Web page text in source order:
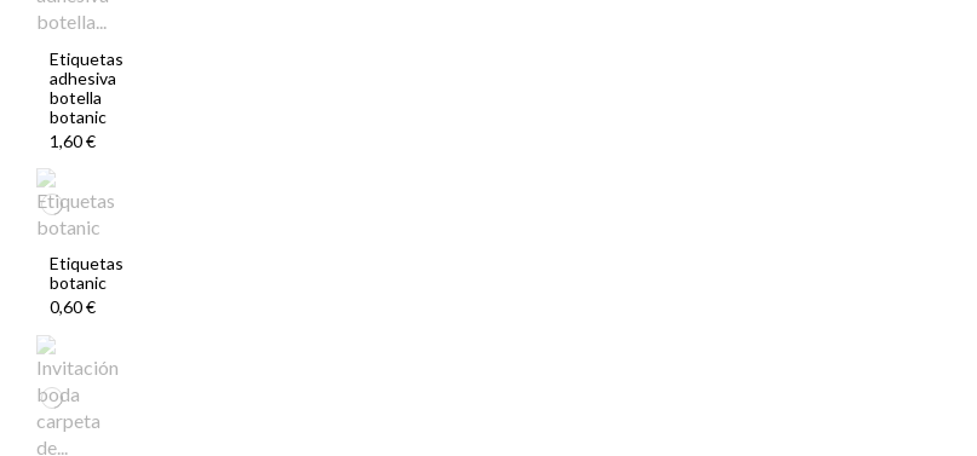
Etiquetas
adhesiva
botella
botanic
1,60 €
Etiquetas
botanic
0,60 €